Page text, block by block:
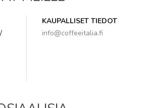
KAUPALLISET TIEDOT
info@coffeeitalia.fi